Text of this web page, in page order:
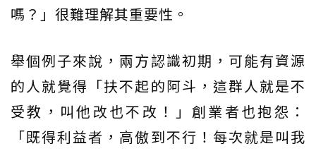
嗎？」很難理解其重要性。
舉個例子來說，兩方認識初期，可能有資源
的人就覺得「扶不起的阿斗，這群人就是不
受教，叫他改也不改！」創業者也抱怨：
「既得利益者，高傲到不行！每次就是叫我